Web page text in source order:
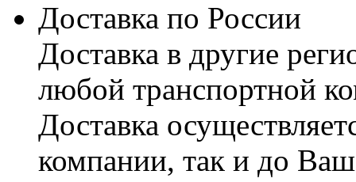
Доставка по России
Доставка в другие
любой транспортной
Доставка
компании, так и до